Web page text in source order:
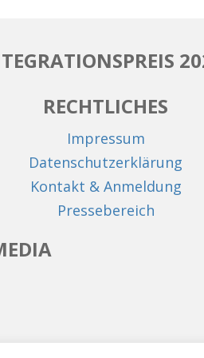
RECHTLICHES
Impressum
Datenschutzerklärung
Kontakt & Anmeldung
Pressebereich